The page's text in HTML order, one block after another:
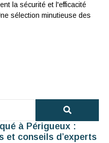
la sécurité et l'efficacité
sélection minutieuse des
à Périgueux :
et conseils d’experts